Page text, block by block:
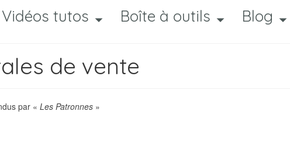
Vidéos tutos Boîte à outils Blog
de vente
par « Les Patronnes »